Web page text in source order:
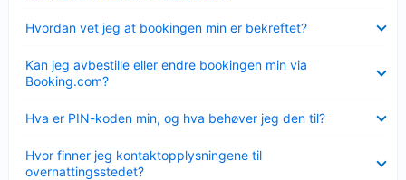
Hvordan vet jeg at bookingen min er bekreftet?
mindre
Kan jeg avbestille eller endre bookingen min via
Booking.com?
mindre
Hva er PIN-koden min, og hva behøver jeg den til?
mindre
Hvor finner jeg kontaktopplysningene til
overnattingsstedet?
mindre